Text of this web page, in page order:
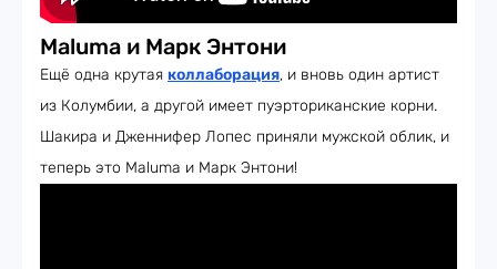
Maluma и Марк Энтони
Ещё одна крутая коллаборация, и вновь один артист
из Колумбии, а другой имеет пуэрториканские корни.
Шакира и Дженнифер Лопес приняли мужской облик, и
теперь это Maluma и Марк Энтони!